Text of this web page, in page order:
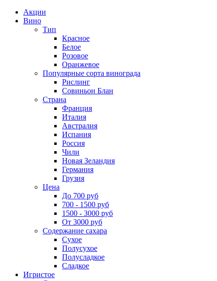
Акции
Вино
Тип
Красное
Белое
Розовое
Оранжевое
Популярные сорта винограда
Рислинг
Совиньон Блан
Страна
Франция
Италия
Австралия
Испания
Россия
Чили
Новая Зеландия
Германия
Грузия
Цена
До 700 руб
700 - 1500 руб
1500 - 3000 руб
От 3000 руб
Содержание сахара
Сухое
Полусухое
Полусладкое
Сладкое
Игристое